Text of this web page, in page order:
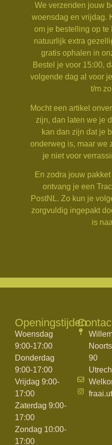
We verzenden jouw
woensdag en vrijdag.
om je bestelling op
natuurlijk extra
gratis ophalen in
Bestel je voor 15:00,
volgende dag al voor
t/m
Mocht een artikel
zijn, dan laten we je
kan dan zijn dat je
onderweg is, maar we
je niet voor
En zodra jouw
ontvang je een
PostNL. Zo kun je
zorgvuldig ingepakt
is
Openingstijden
Woensdag
9:00-17:00
Donderdag
9:00-17:00
Vrijdag 9:00-
17:00
Zaterdag 9:00-
17:00
Zondag 10:00-
17:00
90